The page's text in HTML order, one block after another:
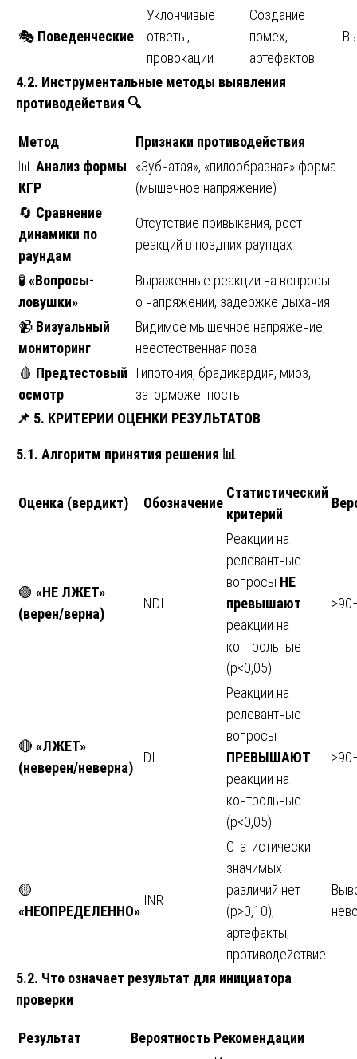
🎭 Поведенческие
Уклончивые
ответы,
провокации
Создание
помех,
артефактов
4.2. Инструментальные методы выявления
противодействия 🔍
Метод
Признаки противодействия
📊 Анализ формы
КГР
«Зубчатая», «пилообразная» форма
(мышечное напряжение)
🔄 Сравнение
динамики по
раундам
Отсутствие привыкания, рост
реакций в поздних раундах
🧪 «Вопросы-
ловушки»
Выраженные реакции на вопросы
о напряжении, задержке дыхания
📹 Визуальный
мониторинг
Видимое мышечное напряжение,
неестественная поза
🩸 Предтестовый
осмотр
Гипотония, брадикардия, миоз,
заторможенность
📌 5. КРИТЕРИИ ОЦЕНКИ РЕЗУЛЬТАТОВ
5.1. Алгоритм принятия решения 📊
Оценка (вердикт) Обозначение
Статистический
критерий
🟢 «НЕ ЛЖЕТ»
(верен/верна)
NDI
Реакции на
релевантные
вопросы НЕ
превышают
реакции на
контрольные
(p<0,05)
🔴 «ЛЖЕТ»
(неверен/неверна)
DI
Реакции на
релевантные
вопросы
ПРЕВЫШАЮТ
реакции на
контрольные
(p<0,05)
🟡
«НЕОПРЕДЕЛЕННО»
INR
Статистически
значимых
различий нет
(p>0,10);
артефакты;
противодействие
5.2. Что означает результат для инициатора
проверки
Результат Вероятность Рекомендации